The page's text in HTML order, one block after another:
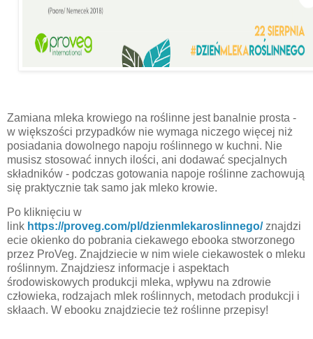
Zamiana mleka krowiego na roślinne jest banalnie prosta -
w większości przypadków nie wymaga niczego więcej niż
posiadania dowolnego napoju roślinnego w kuchni. Nie
musisz stosować innych ilości, ani dodawać specjalnych
składników - podczas gotowania napoje roślinne zachowują
się praktycznie tak samo jak mleko krowie.
Po kliknięciu w
link https://proveg.com/pl/dzienmlekaroslinnego/ znajdzi
ecie okienko do pobrania ciekawego ebooka stworzonego
przez ProVeg. Znajdziecie w nim wiele ciekawostek o mleku
roślinnym. Znajdziesz informacje i aspektach
środowiskowych produkcji mleka, wpływu na zdrowie
człowieka, rodzajach mlek roślinnych, metodach produkcji i
skłaach. W ebooku znajdziecie też roślinne przepisy!